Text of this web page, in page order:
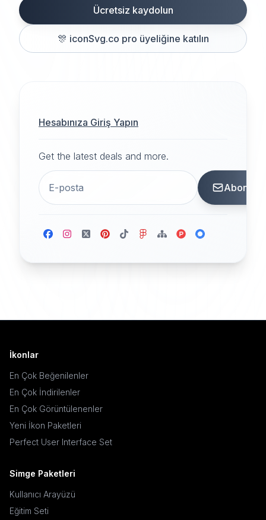
Ücretsiz kaydolun
🎊 iconSvg.co pro üyeliğine katılın
Hesabınıza Giriş Yapın
Get the latest deals and more.
Abone
İkonlar
En Çok Beğenilenler
En Çok İndirilenler
En Çok Görüntülenenler
Yeni İkon Paketleri
Perfect User Interface Set
Simge Paketleri
Kullanıcı Arayüzü
Eğitim Seti